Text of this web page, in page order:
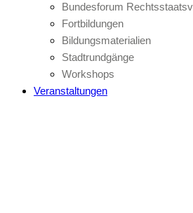
Bundesforum
Fortbildungen
Bildungsmaterialien
Stadtrundgänge
Workshops
Veranstaltungen